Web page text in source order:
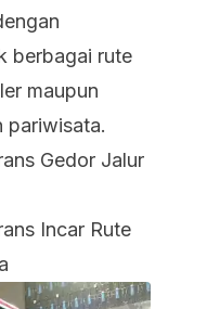
berbagai rute
maupun
pariwisata.
Gedor Jalur
Incar Rute